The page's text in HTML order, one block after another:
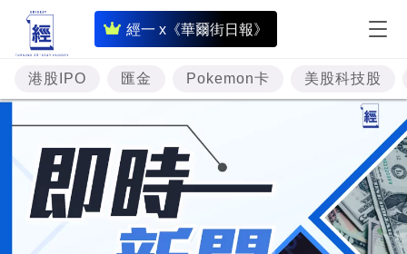
經一 x《華爾街日報》
即
時
財
經
專
題
投
資
港股IPO 匯金 Pokemon卡 美股科技股